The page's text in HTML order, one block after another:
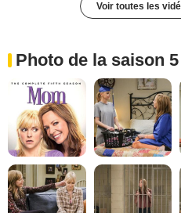
Voir toutes les
Photo de la saison 5